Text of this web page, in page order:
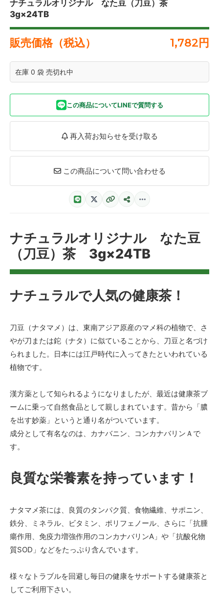
ナチュラルオリジナル なた豆（刀豆）茶
3g×24TB
販売価格（税込） 1,782円
在庫 0 袋 売切れ中
この商品についてLINEで質問する
再入荷お知らせを受け取る
この商品について問い合わせる
ナチュラルオリジナル なた豆
（刀豆）茶 3g×24TB
ナチュラルで人気の健康茶！
刀豆（ナタマメ）は、東南アジア原産のマメ科の植物で、さ
やが刀または鉈（ナタ）に似ていることから、刀豆と名づけ
られました。日本には江戸時代に入ってきたといわれている
植物です。
漢方薬として知られるようになりましたが、最近は健康茶ブ
ームに乗って自然食品として親しまれています。昔から「膿
を出す妙薬」というと通り名がついています。
成分として有名なのは、カナバニン、コンカナバリンＡで
す。
良質な栄養素を持っています！
ナタマメ茶には、良質のタンパク質、食物繊維、サポニン、
鉄分、ミネラル、ビタミン、ポリフェノール、さらに「抗腫
瘍作用、免疫力増強作用のコンカナバリンA」や「抗酸化物
質SOD」などをたっぷり含んでいます。
様々なトラブルを回避し毎日の健康をサポートする健康茶と
してご利用下さい。